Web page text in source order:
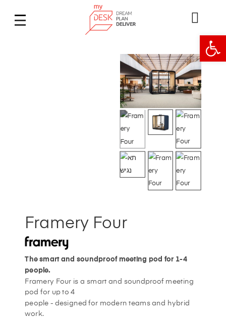
Framery Four
The smart and soundproof meeting pod for 1-4
people.
Framery Four is a smart and soundproof meeting
pod for up to 4
people - designed for modern teams and hybrid
work.